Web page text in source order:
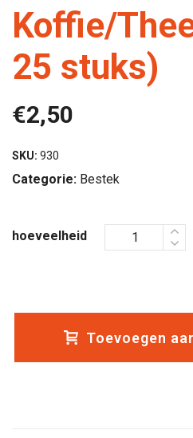
Koffie/
25 stuks)
€2,50
SKU: 930
Categorie: Bestek
hoeveelheid
Toevoegen